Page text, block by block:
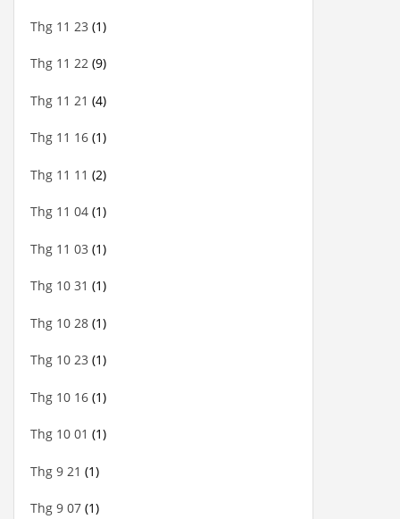
Thg 11 23 (1)
Thg 11 22 (9)
Thg 11 21 (4)
Thg 11 16 (1)
Thg 11 11 (2)
Thg 11 04 (1)
Thg 11 03 (1)
Thg 10 31 (1)
Thg 10 28 (1)
Thg 10 23 (1)
Thg 10 16 (1)
Thg 10 01 (1)
Thg 9 21 (1)
Thg 9 07 (1)